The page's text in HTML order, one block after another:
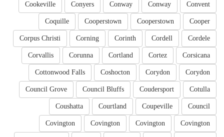
Convent
Conway
Conway
Conyers
Cookeville
Cooper
Cooperstown
Cooperstown
Coquille
Cordele
Cordell
Corinth
Corning
Corpus Christi
Corsicana
Cortez
Cortland
Corunna
Corvallis
Corydon
Corydon
Coshocton
Cottonwood Falls
Cotulla
Coudersport
Council Bluffs
Council Grove
Council
Coupeville
Courtland
Coushatta
Covington
Covington
Covington
Covington